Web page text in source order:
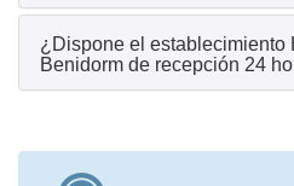
¿Dispone el establecimiento
Benidorm de recepción 24